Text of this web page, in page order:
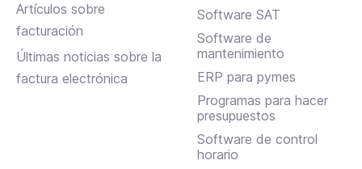
Artículos sobre
facturación
Últimas noticias sobre la
factura electrónica
Software SAT
Software de
mantenimiento
ERP para pymes
Programas para hacer
presupuestos
Software de control
horario